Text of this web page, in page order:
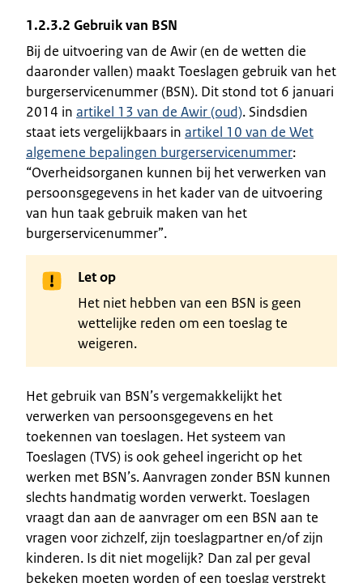
1.2.3.2 Gebruik van BSN
Bij de uitvoering van de Awir (en de wetten die
daaronder vallen) maakt Toeslagen gebruik van het
burgerservicenummer (BSN). Dit stond tot 6 januari
2014 in artikel 13 van de Awir (oud). Sindsdien
staat iets vergelijkbaars in artikel 10 van de Wet
algemene bepalingen burgerservicenummer:
“Overheidsorganen kunnen bij het verwerken van
persoonsgegevens in het kader van de uitvoering
van hun taak gebruik maken van het
burgerservicenummer”.
Let op
Het niet hebben van een BSN is geen
wettelijke reden om een toeslag te
weigeren.
Het gebruik van BSN’s vergemakkelijkt het
verwerken van persoonsgegevens en het
toekennen van toeslagen. Het systeem van
Toeslagen (TVS) is ook geheel ingericht op het
werken met BSN’s. Aanvragen zonder BSN kunnen
slechts handmatig worden verwerkt. Toeslagen
vraagt dan aan de aanvrager om een BSN aan te
vragen voor zichzelf, zijn toeslagpartner en/of zijn
kinderen. Is dit niet mogelijk? Dan zal per geval
bekeken moeten worden of een toeslag verstrekt